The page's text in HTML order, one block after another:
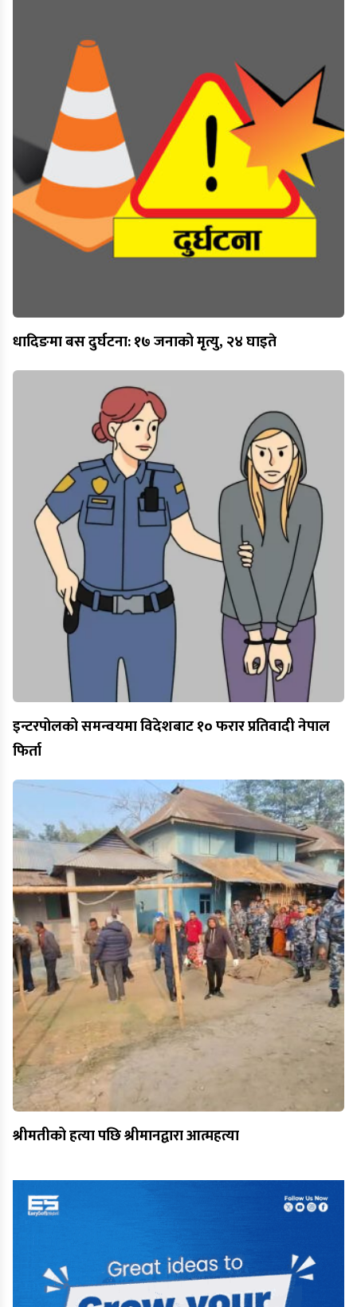
धादिङमा बस दुर्घटना: १७ जनाको मृत्यु, २४ घाइते
इन्टरपोलको समन्वयमा विदेशबाट १० फरार प्रतिवादी नेपाल
फिर्ता
श्रीमतीको हत्या पछि श्रीमानद्वारा आत्महत्या